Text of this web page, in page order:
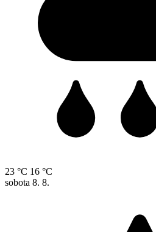
23 °C 16 °C
sobota 8. 8.